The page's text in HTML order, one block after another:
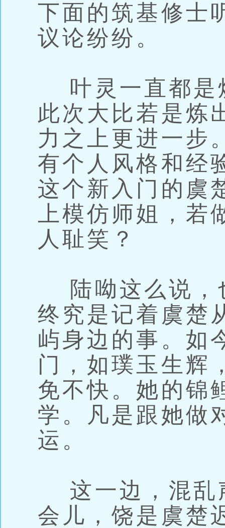
下面的筑基修士
议论纷纷。
叶灵一直都是
此次大比若是炼
力之上更进一步
有个人风格和经
这个新入门的虞
上模仿师姐，
人耻笑？
陆呦这么说，
终究是记着虞楚
屿身边的事。如
门，如璞玉生辉
免不快。她的锦
学。凡是跟她做
运。
这一边，混乱
会儿，饶是虞楚